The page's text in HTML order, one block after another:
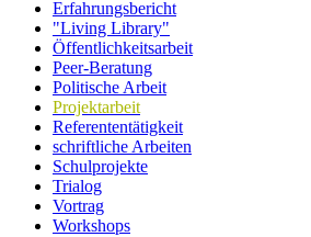
Erfahrungsbericht
"Living Library"
Öffentlichkeitsarbeit
Peer-Beratung
Politische Arbeit
Projektarbeit
Referententätigkeit
schriftliche Arbeiten
Schulprojekte
Trialog
Vortrag
Workshops